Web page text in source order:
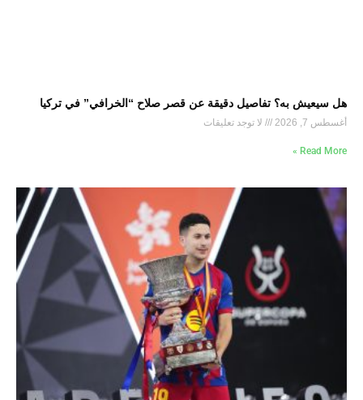
هل سيعيش به؟ تفاصيل دقيقة عن قصر صلاح “الخرافي” في تركيا
أغسطس 7, 2026 لا توجد تعليقات
Read More »